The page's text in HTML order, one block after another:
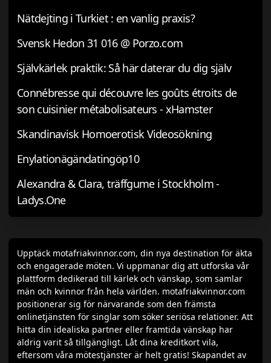
Nätdejting i Turkiet : en vanlig praxis?
Svensk Hedon 31 016 @ Porzo.com
Självkärlek praktik: Så här daterar du dig själv
Connébresse qui découvre les goûts étroits de
son cuisinier métabolisateurs - xHamster
Skandinavisk Homoerotisk Videosökning
Enylationägändatingöp10
Alexandra & Clara, träffgume i Stockholm -
Ladys.One
Upptäck motafriakvinnor.com, din nya destination för äkta
och engagerade möten. Vi uppmanar dig att utforska vår
plattform dedikerad till kärlek och vänskap, som samlar
män och kvinnor från hela världen. motafriakvinnor.com
positionerar sig för närvarande som den främsta
onlinetjänsten för singlar som söker seriösa relationer. Att
hitta din idealiska partner eller framtida vänskap har
aldrig varit så tillgängligt. Låt dina kreditkort vila,
eftersom våra mötestjänster är helt gratis! Skapandet av